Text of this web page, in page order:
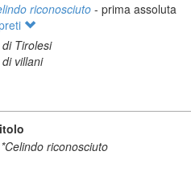
riconosciuto - prima assoluta
Tirolesi
villani
riconosciuto